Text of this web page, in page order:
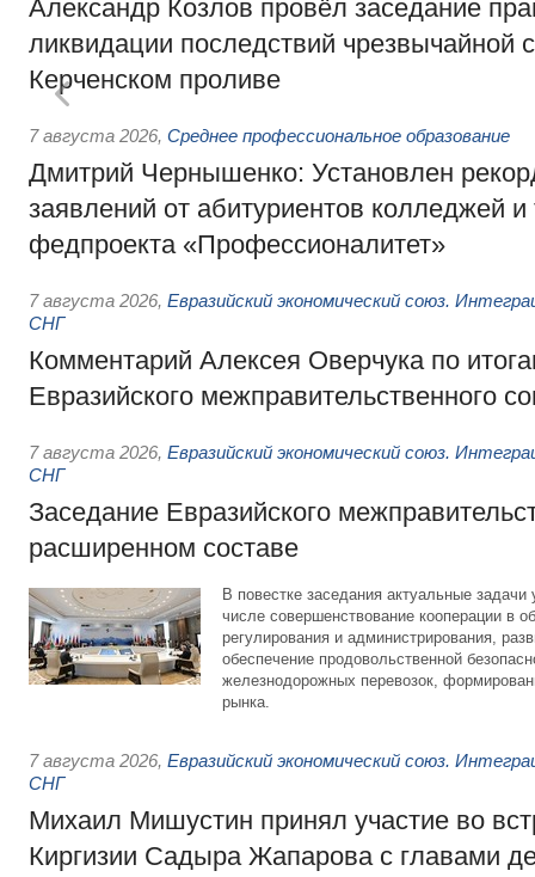
Александр Козлов провёл заседание
ликвидации последствий чрезвычайной
Керченском проливе
7 августа 2026, Среднее профессиональное образование
Дмитрий Чернышенко: Установлен
заявлений от абитуриентов колледжей и
федпроекта «Профессионалитет»
7 августа 2026, Евразийский экономический союз.
СНГ
Комментарий Алексея Оверчука по
Евразийского межправительственного
7 августа 2026, Евразийский экономический союз.
СНГ
Заседание Евразийского
расширенном составе
В повестке заседания актуальные задачи
числе совершенствование кооперации в
регулирования и администрирования,
обеспечение продовольственной
железнодорожных перевозок,
рынка.
7 августа 2026, Евразийский экономический союз.
СНГ
Михаил Мишустин принял участие во
Киргизии Садыра Жапарова с главами